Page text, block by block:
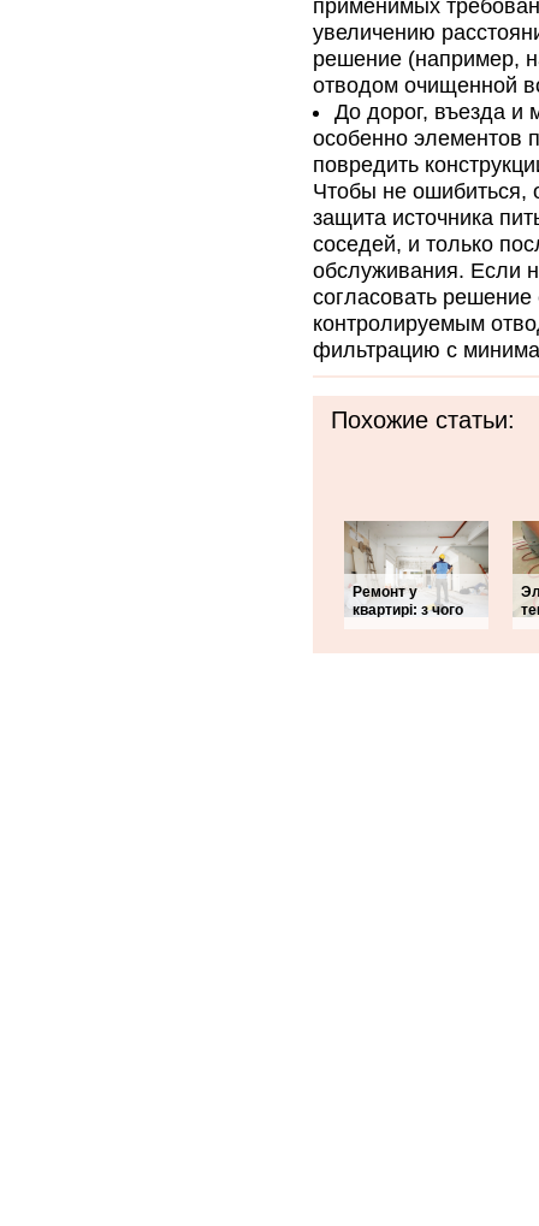
применимых
увеличению
решение (например,
отводом очищенной
До дорог, въезда и
особенно элементов
повредить
Чтобы не ошибиться,
защита источника
соседей, и только
обслуживания. Если
согласовать
контролируемым
фильтрацию с
Похожие статьи:
Ремонт у
квартирі: з чого